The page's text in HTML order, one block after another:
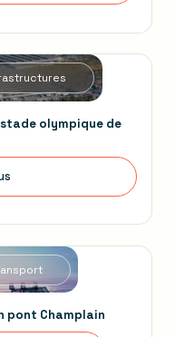
olympique de
pont Champlain